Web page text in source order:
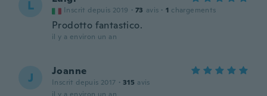
L Inscrit depuis 2019 · 73 avis · 1 chargements
Prodotto fantastico.
il y a environ un an
J Joanne
Inscrit depuis 2017 · 315 avis